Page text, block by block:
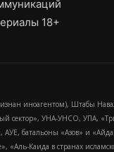
18+
иноагентом), Штабы
сектор», УНА-УНСО, УПА,
АУЕ, батальоны «Азов» и
«Аль-Каида в странах